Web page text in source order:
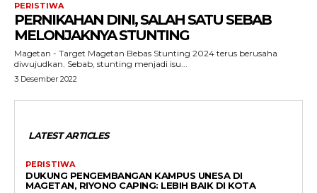
PERISTIWA
PERNIKAHAN DINI, SALAH SATU SEBAB
MELONJAKNYA STUNTING
Magetan - Target Magetan Bebas Stunting 2024 terus berusaha
diwujudkan. Sebab, stunting menjadi isu...
3 Desember 2022
LATEST ARTICLES
PERISTIWA
DUKUNG PENGEMBANGAN KAMPUS UNESA DI
MAGETAN, RIYONO CAPING: LEBIH BAIK DI KOTA